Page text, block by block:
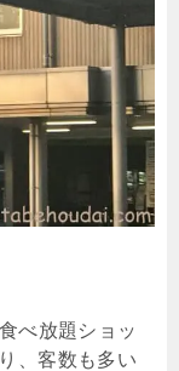
べ放題ショッ
、客数も多い